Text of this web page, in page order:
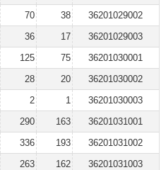
70 38
36201029002
36 17
36201029003
125 75
36201030001
28 20
36201030002
2 1
36201030003
290 163
36201031001
336 193
36201031002
263 162
36201031003